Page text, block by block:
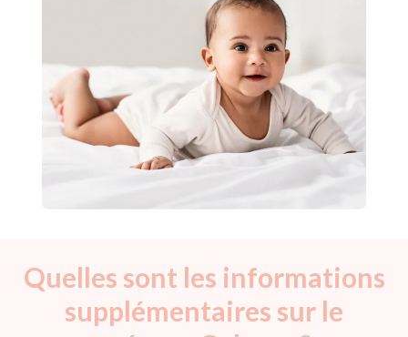
Quelles sont les informations
supplémentaires sur le